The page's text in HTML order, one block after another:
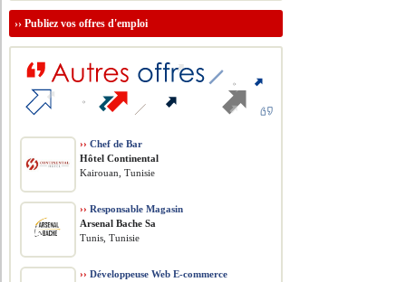
››Publiez vos offres d'emploi
›› Chef de Bar
Hôtel Continental
Kairouan, Tunisie
›› Responsable Magasin
Arsenal Bache Sa
Tunis, Tunisie
›› Développeuse Web E-commerce